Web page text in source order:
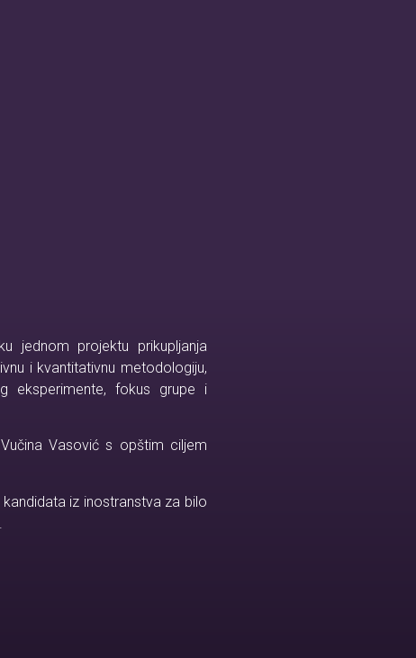
jednom projektu prikupljanja
i kvantitativnu metodologiju,
eksperimente, fokus grupe i
Vasović s opštim ciljem
iz inostranstva za bilo